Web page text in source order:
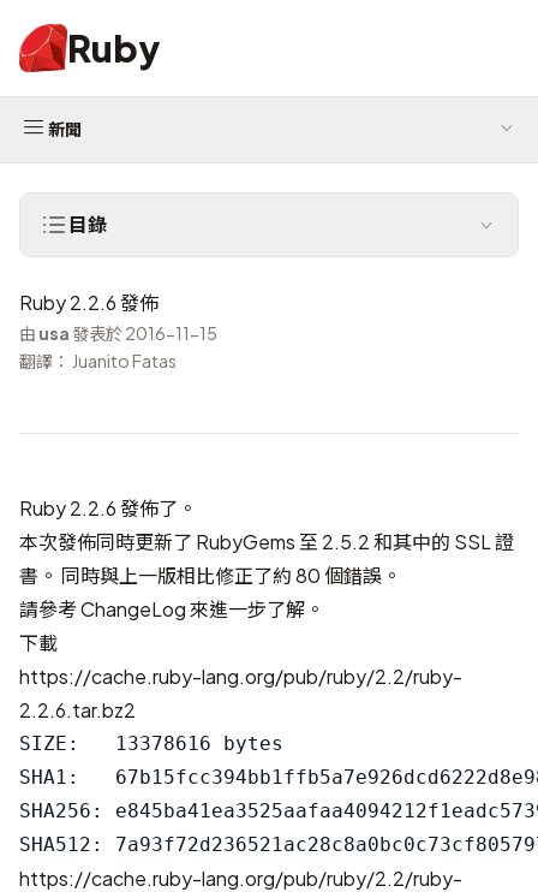
Ruby
新聞
目錄
Ruby 2.2.6 發佈
由 usa發表於 2016-11-15
翻譯： Juanito Fatas
Ruby 2.2.6 發佈了。
本次發佈同時更新了 RubyGems 至 2.5.2 和其中的 SSL 證
書。 同時與上一版相比修正了約 80 個錯誤。
請參考ChangeLog來進一步了解。
下載
https://cache.ruby-lang.org/pub/ruby/2.2/ruby-
2.2.6.tar.bz2
SIZE:   13378616 bytes
SHA1:
SHA256:
https://cache.ruby-lang.org/pub/ruby/2.2/ruby-